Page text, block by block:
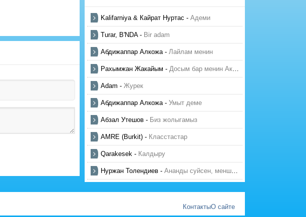
Kalifarniya & Кайрат Нуртас - Адеми
Turar, B'NDA- Bir adam
Абдижаппар Алкожа- Лайлам менин
Рахымжан Жакайым - Досым бар менин Актауда
Adam - Журек
Абдижаппар Алкожа- Умыт деме
Абзал Утешов - Биз жолыгамыз
AMRE (Burkit) - Класстастар
Qarakesek - Калдыру
Нуржан Толендиев - Ананды суйсен, менше суй
КонтактыО сайте